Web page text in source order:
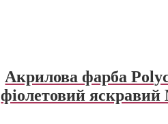
Акрилова фарба
фіолетовий яскравий